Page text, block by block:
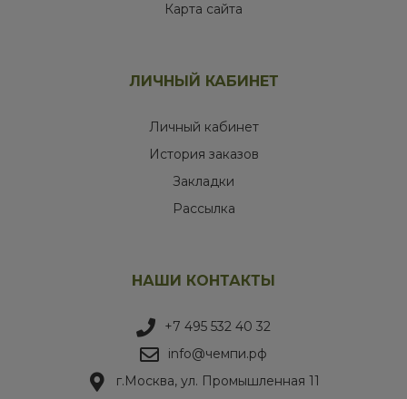
Карта сайта
ЛИЧНЫЙ КАБИНЕТ
Личный кабинет
История заказов
Закладки
Рассылка
НАШИ КОНТАКТЫ
+7 495 532 40 32
info@чемпи.рф
г.Москва, ул. Промышленная 11